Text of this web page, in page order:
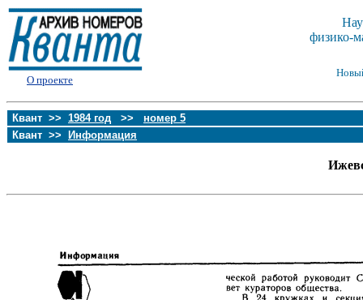
О проекте
физико-
Квант >> 1984 год >> номер 5
Квант >>
Информация